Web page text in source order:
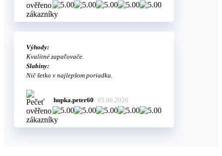
Výhody:
Kvalitné zapaľovače.
Slabiny:
Nič šetko v najlepšom poriadku.
hupka.peter60 05.06.2026